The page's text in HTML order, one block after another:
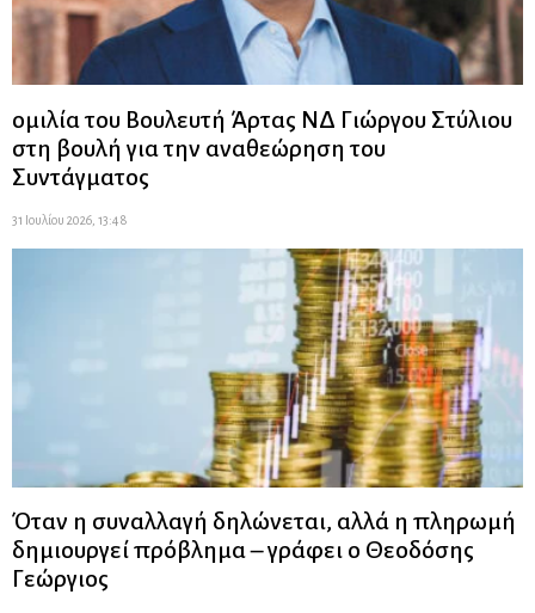
ομιλία του Βουλευτή Άρτας ΝΔ Γιώργου Στύλιου
στη βουλή για την αναθεώρηση του
Συντάγματος
31 Ιουλίου 2026, 13:48
Όταν η συναλλαγή δηλώνεται, αλλά η πληρωμή
δημιουργεί πρόβλημα – γράφει ο Θεοδόσης
Γεώργιος